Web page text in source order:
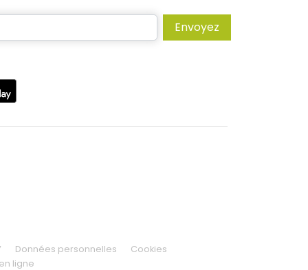
Envoyez
Données personnelles
Cookies
ligne